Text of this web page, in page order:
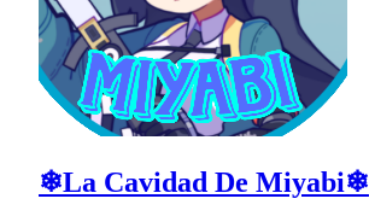
❄La Cavidad De Miyabi❄